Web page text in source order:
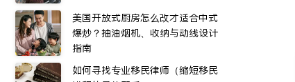
美国开放式厨房怎么改才适合中式
爆炒？抽油烟机、收纳与动线设计
指南
如何寻找专业移民律师（缩短移民